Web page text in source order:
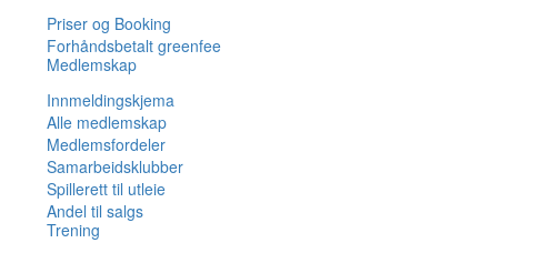
Priser og Booking
Forhåndsbetalt greenfee
Medlemskap
Innmeldingskjema
Alle medlemskap
Medlemsfordeler
Samarbeidsklubber
Spillerett til utleie
Andel til salgs
Trening